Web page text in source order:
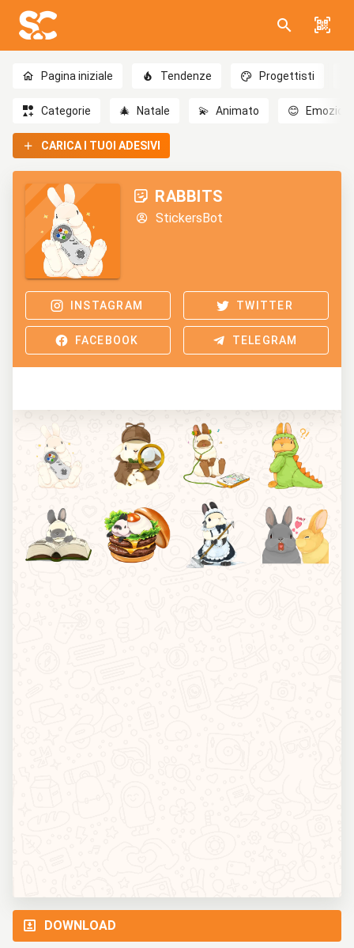
Pagina iniziale Tendenze Progettisti
Categorie 🎄 Natale 💫 Animato 😊 Emozioni
CARICA I TUOI ADESIVI
RABBITS
StickersBot
INSTAGRAM TWITTER
FACEBOOK TELEGRAM
DOWNLOAD